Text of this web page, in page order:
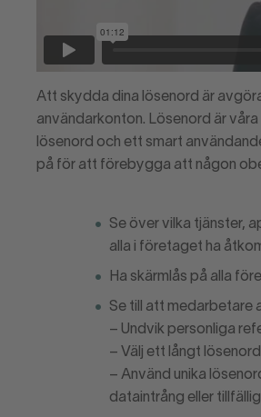
Att skydda dina lösenord är
användarkonton. Lösenord är
lösenord och ett smart
på för att förebygga att någon
Se över vilka tjänster,
alla i företaget ha
Ha skärmlås på alla
Se till att medarbetare
– Undvik personliga
– Välj ett långt
– Använd unika
dataintrång eller